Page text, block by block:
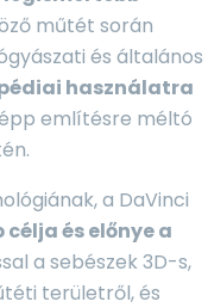
műtét során
és általános
használatra
említésre méltó
a DaVinci
és előnye a
a sebészek 3D-s,
területről, és